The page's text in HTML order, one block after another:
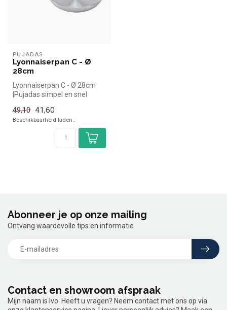
PUJADAS
Lyonnaiserpan C - Ø
28cm
Lyonnaiserpan C - Ø 28cm
|Pujadas simpel en snel
Overzi...
49,10 41,60
Beschikbaarheid laden..
Contact en showroom afspraak
Mijn naam is Ivo. Heeft u vragen? Neem contact met ons op via
Abonneer je op onze mailing
Ontvang waardevolle tips en informatie